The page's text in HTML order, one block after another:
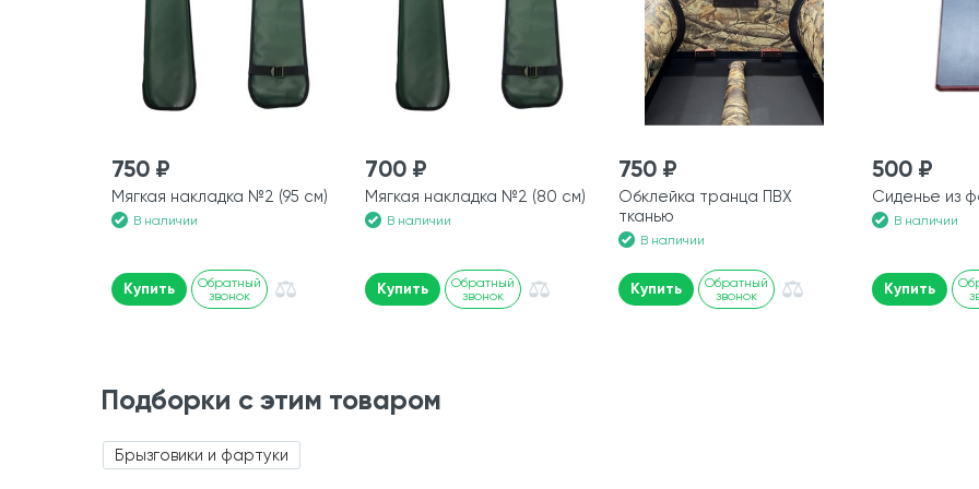
750 ₽
Мягкая накладка №2 (95 см)
В наличии
Купить
Обратный
звонок
700 ₽
Мягкая накладка №2 (80 см)
В наличии
Купить
Обратный
звонок
750 ₽
Обклейка транца ПВХ
тканью
В наличии
Купить
Обратный
звонок
500 ₽
Сиденье из
В наличии
Купить
Подборки с этим товаром
Брызговики и фартуки